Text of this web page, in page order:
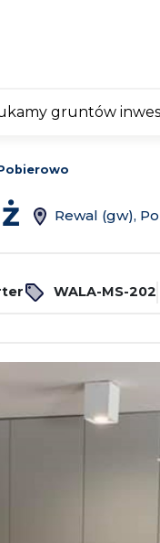
gruntów
Rewal (gw),
WALA-MS-202